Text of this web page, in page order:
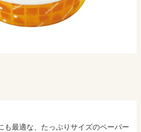
も最適な、たっぷりサイズのペーパー